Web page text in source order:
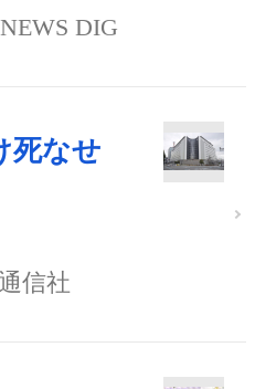
DIG
死なせ
信社